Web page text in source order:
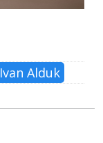
Ivan Alduk